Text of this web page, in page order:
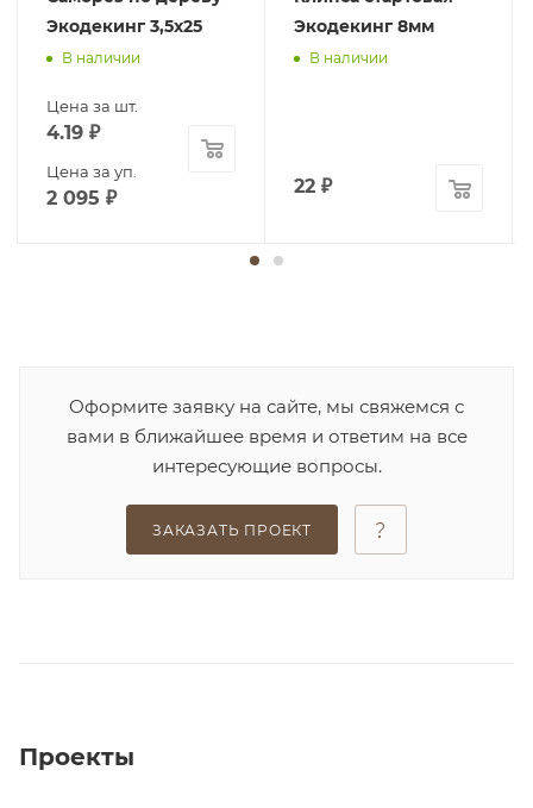
Экодекинг 3,5х25
В наличии
Цена за шт.
4.19 ₽
Цена за уп.
2 095 ₽
Экодекинг 8мм
В наличии
22 ₽
Оформите заявку на сайте, мы свяжемся с
вами в ближайшее время и ответим на все
интересующие вопросы.
ЗАКАЗАТЬ ПРОЕКТ
Проекты